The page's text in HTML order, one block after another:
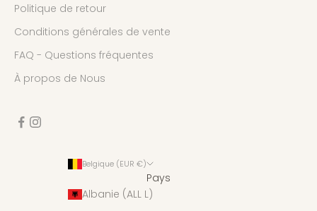
Politique de retour
Conditions générales de vente
FAQ - Questions fréquentes
À propos de Nous
Belgique (EUR €)
Pays
Albanie (ALL L)